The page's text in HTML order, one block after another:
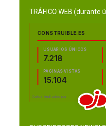
TRÁFICO WEB (durante